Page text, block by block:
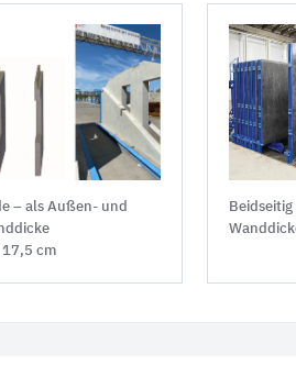
– als Außen- und
cm